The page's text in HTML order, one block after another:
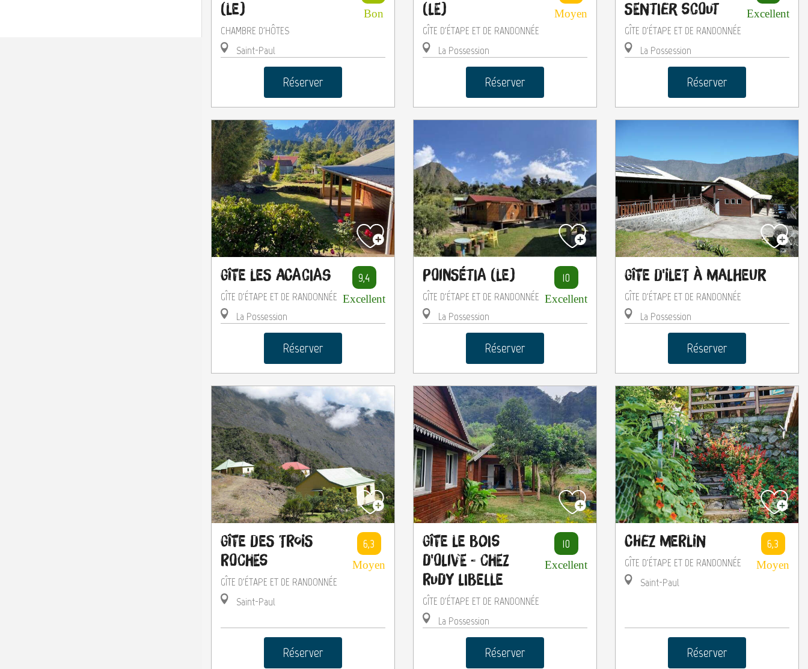
(Le)
CHAMBRE D'HÔTES
Saint-Paul
Bon
Réserver
(Le)
GÎTE D'ÉTAPE ET DE RANDONNÉE
La Possession
Moyen
Réserver
Sentier Scout
GÎTE D'ÉTAPE ET DE RANDONNÉE
La Possession
Excellent
Réserver
Gîte les Acacias
GÎTE D'ÉTAPE ET DE RANDONNÉE
La Possession
9,4
Excellent
Réserver
Poinsétia (Le)
GÎTE D'ÉTAPE ET DE RANDONNÉE
La Possession
10
Excellent
Réserver
Gîte d'Ilet à Malheur
GÎTE D'ÉTAPE ET DE RANDONNÉE
La Possession
Réserver
Gîte des Trois
Roches
GÎTE D'ÉTAPE ET DE RANDONNÉE
Saint-Paul
6,3
Moyen
Réserver
Gîte le Bois
d'Olive - Chez
Rudy Libelle
GÎTE D'ÉTAPE ET DE RANDONNÉE
La Possession
10
Excellent
Réserver
Chez Merlin
GÎTE D'ÉTAPE ET DE RANDONNÉE
Saint-Paul
6,3
Moyen
Réserver